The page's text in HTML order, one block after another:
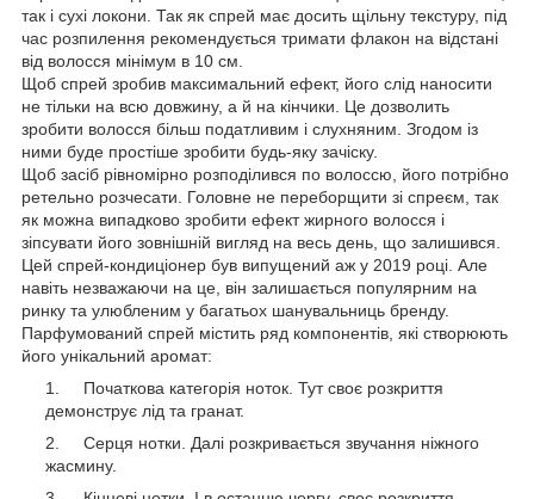
так і сухі локони. Так як спрей має досить щільну текстуру, під
час розпилення рекомендується тримати флакон на відстані
від волосся мінімум в 10 см.
Щоб спрей зробив максимальний ефект, його слід наносити
не тільки на всю довжину, а й на кінчики. Це дозволить
зробити волосся більш податливим і слухняним. Згодом із
ними буде простіше зробити будь-яку зачіску.
Щоб засіб рівномірно розподілився по волоссю, його потрібно
ретельно розчесати. Головне не переборщити зі спреєм, так
як можна випадково зробити ефект жирного волосся і
зіпсувати його зовнішній вигляд на весь день, що залишився.
Цей спрей-кондиціонер був випущений аж у 2019 році. Але
навіть незважаючи на це, він залишається популярним на
ринку та улюбленим у багатьох шанувальниць бренду.
Парфумований спрей містить ряд компонентів, які створюють
його унікальний аромат:
Початкова категорія ноток. Тут своє розкриття
демонструє лід та гранат.
Серця нотки. Далі розкривається звучання ніжного
жасмину.